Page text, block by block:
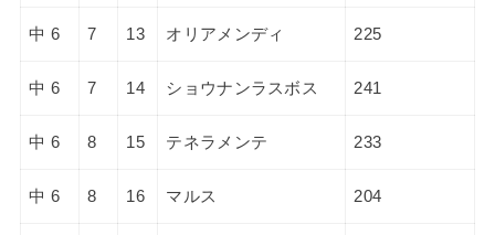
中 6 7 13 オリアメンディ 225
中 6 7 14 ショウナンラスボス 241
中 6 8 15 テネラメンテ 233
中 6 8 16 マルス 204